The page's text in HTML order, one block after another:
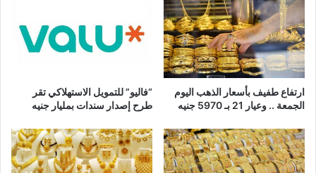
ارتفاع طفيف بأسعار الذهب اليوم
الجمعة .. وعيار 21 بـ 5970 جنيه
“فاليو” للتمويل الاستهلاكي تقر
طرح إصدار سندات بمليار جنيه